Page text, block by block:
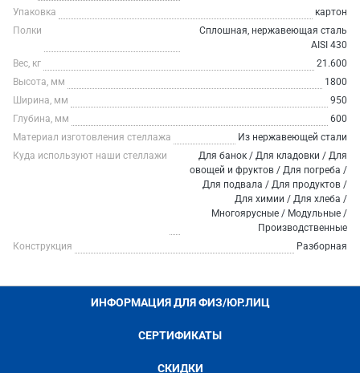
Упаковка
картон
Полки
Сплошная, нержавеющая сталь
AISI 430
Вес, кг
21.600
Высота, мм
1800
Ширина, мм
950
Глубина, мм
600
Материал изготовления стеллажа
Из нержавеющей стали
Куда используют наши стеллажи
Для банок / Для кладовки / Для
овощей и фруктов / Для погреба /
Для подвала / Для продуктов /
Для химии / Для хлеба /
Многоярусные / Модульные /
Производственные
Конструкция
Разборная
ИНФОРМАЦИЯ ДЛЯ ФИЗ/ЮР.ЛИЦ
СЕРТИФИКАТЫ
СКИДКИ